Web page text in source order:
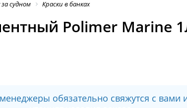
судном Краски в банках
Polimer Marine
обязательно свяжутся с вами